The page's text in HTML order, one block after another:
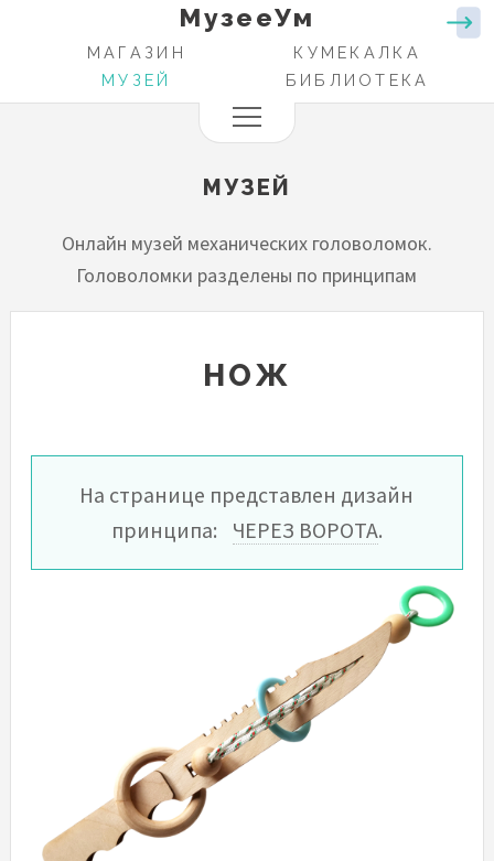
МузееУм
ОСНОВНАЯ
НАВИГАЦИЯ
МУЗЕЙ БИБЛИОТЕКА
МАГАЗИН КУМЕКАЛКА
НОЖ
На странице представлен дизайн
принципа:
ЧЕРЕЗ ВОРОТА.
МУЗЕЙ
Онлайн музей механических головоломок.
Головоломки разделены по принципам